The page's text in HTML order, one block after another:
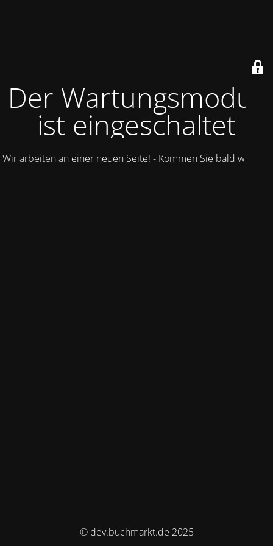
Der Wartungsmodus
ist eingeschaltet
Wir arbeiten an einer neuen Seite! - Kommen Sie bald wieder.
© dev.buchmarkt.de 2025